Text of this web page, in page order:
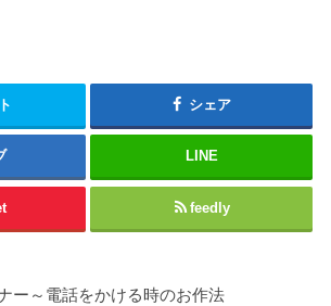
シェア
LINE
feedly
ー～電話をかける時のお作法